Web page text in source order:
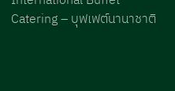
Catering – บุฟเฟต์นานาชาติ